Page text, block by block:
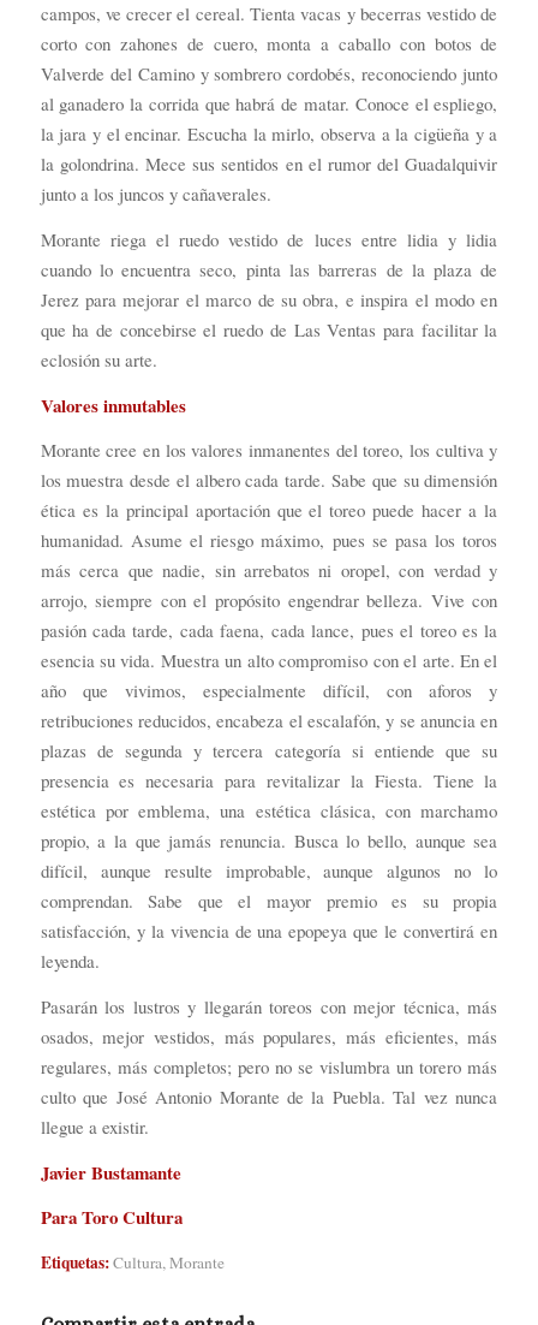
campos, ve crecer el cereal. Tienta vacas y becerras vestido de
corto con zahones de cuero, monta a caballo con botos de
Valverde del Camino y sombrero cordobés, reconociendo junto
al ganadero la corrida que habrá de matar. Conoce el espliego,
la jara y el encinar. Escucha la mirlo, observa a la cigüeña y a
la golondrina. Mece sus sentidos en el rumor del Guadalquivir
junto a los juncos y cañaverales.
Morante riega el ruedo vestido de luces entre lidia y lidia
cuando lo encuentra seco, pinta las barreras de la plaza de
Jerez para mejorar el marco de su obra, e inspira el modo en
que ha de concebirse el ruedo de Las Ventas para facilitar la
eclosión su arte.
Valores inmutables
Morante cree en los valores inmanentes del toreo, los cultiva y
los muestra desde el albero cada tarde. Sabe que su dimensión
ética es la principal aportación que el toreo puede hacer a la
humanidad. Asume el riesgo máximo, pues se pasa los toros
más cerca que nadie, sin arrebatos ni oropel, con verdad y
arrojo, siempre con el propósito engendrar belleza. Vive con
pasión cada tarde, cada faena, cada lance, pues el toreo es la
esencia su vida. Muestra un alto compromiso con el arte. En el
año que vivimos, especialmente difícil, con aforos y
retribuciones reducidos, encabeza el escalafón, y se anuncia en
plazas de segunda y tercera categoría si entiende que su
presencia es necesaria para revitalizar la Fiesta. Tiene la
estética por emblema, una estética clásica, con marchamo
propio, a la que jamás renuncia. Busca lo bello, aunque sea
difícil, aunque resulte improbable, aunque algunos no lo
comprendan. Sabe que el mayor premio es su propia
satisfacción, y la vivencia de una epopeya que le convertirá en
leyenda.
Pasarán los lustros y llegarán toreos con mejor técnica, más
osados, mejor vestidos, más populares, más eficientes, más
regulares, más completos; pero no se vislumbra un torero más
culto que José Antonio Morante de la Puebla. Tal vez nunca
llegue a existir.
Javier Bustamante
Para Toro Cultura
Etiquetas:Cultura,Morante